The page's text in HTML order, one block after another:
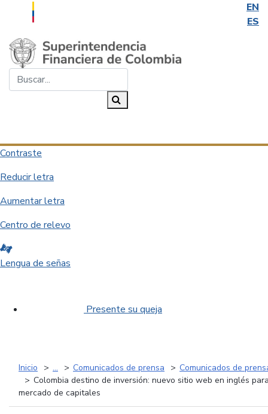
EN
ES
Saltar al contenido principal
Contraste
Reducir letra
Aumentar letra
Centro de relevo
Lengua de señas
Presente su queja
Inicio ... Comunicados de prensa
Comunicados de
Colombia destino de inversión: nuevo sitio web en inglés
mercado de capitales